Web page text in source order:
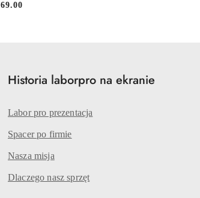
Cena:
69.00
Historia laborpro na ekranie
Labor pro prezentacja
Spacer po firmie
Nasza misja
Dlaczego nasz sprzęt